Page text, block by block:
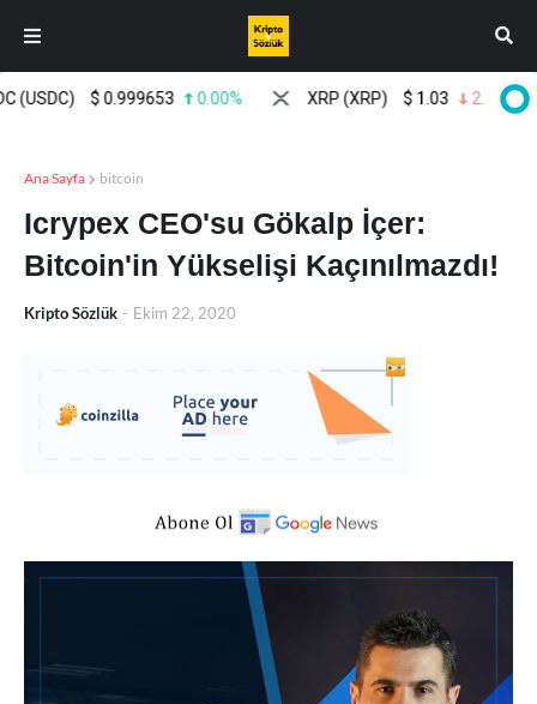
$ 0.999653 0.00% XRP (XRP) $ 1.03 2.10%
Ana Sayfa bitcoin
Icrypex CEO'su Gökalp İçer:
Bitcoin'in Yükselişi Kaçınılmazdı!
Kripto Sözlük - Ekim 22, 2020